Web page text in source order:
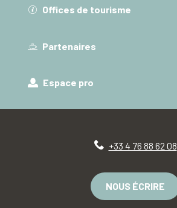
Offices de tourisme
Partenaires
Espace pro
+33 4 76 88 62 08
NOUS ÉCRIRE